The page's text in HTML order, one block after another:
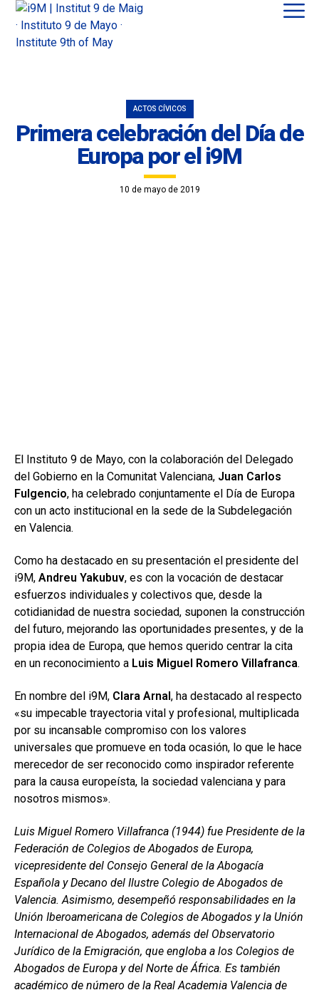
ACTOS CÍVICOS
Primera celebración del Día de
Europa por el i9M
10 de mayo de 2019
El Instituto 9 de Mayo, con la colaboración del Delegado
del Gobierno en la Comunitat Valenciana, Juan Carlos
Fulgencio, ha celebrado conjuntamente el Día de Europa
con un acto institucional en la sede de la Subdelegación
en Valencia.
Como ha destacado en su presentación el presidente del
i9M, Andreu Yakubuv, es con la vocación de destacar
esfuerzos individuales y colectivos que, desde la
cotidianidad de nuestra sociedad, suponen la construcción
del futuro, mejorando las oportunidades presentes, y de la
propia idea de Europa, que hemos querido centrar la cita
en un reconocimiento a Luis Miguel Romero Villafranca.
En nombre del i9M, Clara Arnal, ha destacado al respecto
«su impecable trayectoria vital y profesional, multiplicada
por su incansable compromiso con los valores
universales que promueve en toda ocasión, lo que le hace
merecedor de ser reconocido como inspirador referente
para la causa europeísta, la sociedad valenciana y para
nosotros mismos».
Luis Miguel Romero Villafranca (1944) fue Presidente de la
Federación de Colegios de Abogados de Europa,
vicepresidente del Consejo General de la Abogacía
Española y Decano del Ilustre Colegio de Abogados de
Valencia. Asimismo, desempeñó responsabilidades en la
Unión Iberoamericana de Colegios de Abogados y la Unión
Internacional de Abogados, además del Observatorio
Jurídico de la Emigración, que engloba a los Colegios de
Abogados de Europa y del Norte de África. Es también
académico de número de la Real Academia Valencia de